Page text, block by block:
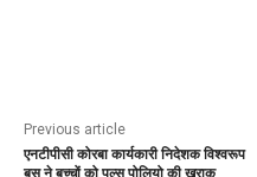
Previous article
एनटीपीसी कोरबा कार्यकारी निदेशक विश्वरूप
बसु ने बच्चों को पल्स पोलियो की खुराक